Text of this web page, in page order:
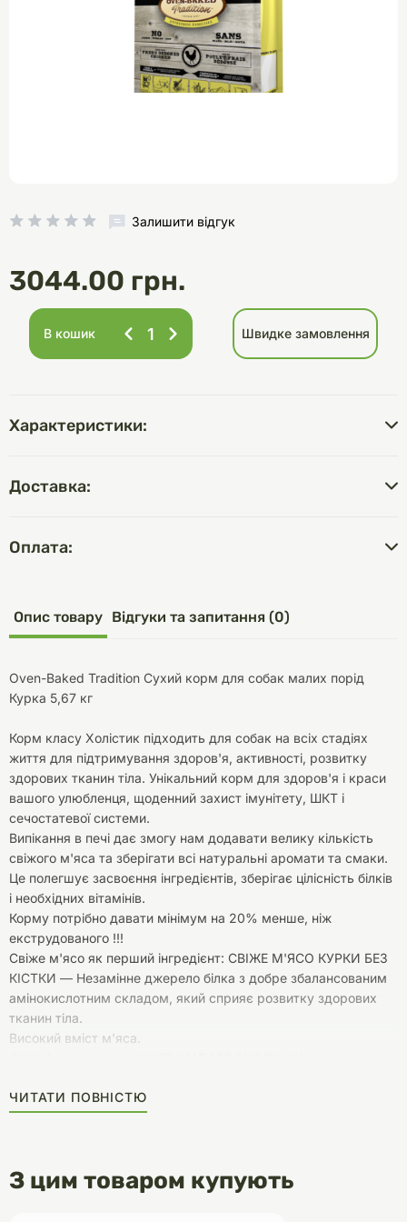
Залишити відгук
3044.00 грн.
В кошик Швидке замовлення
Характеристики:
Доставка:
Оплата:
Опис товару Відгуки та запитання (0)
Oven-Baked Tradition Сухий корм для собак малих порід
Курка 5,67 кг
Корм класу Холістик підходить для собак на всіх стадіях
життя для підтримування здоров'я, активності, розвитку
здорових тканин тіла. Унікальний корм для здоров'я і краси
вашого улюбленця, щоденний захист імунітету, ШКТ і
сечостатевої системи.
Випікання в печі дає змогу нам додавати велику кількість
свіжого м'яса та зберігати всі натуральні аромати та смаки.
Це полегшує засвоєння інгредієнтів, зберігає цілісність білків
і необхідних вітамінів.
Корму потрібно давати мінімум на 20% менше, ніж
екструдованого !!!
Свіже м'ясо як перший інгредієнт: СВІЖЕ М'ЯСО КУРКИ БЕЗ
КІСТКИ — Незамінне джерело білка з добре збалансованим
амінокислотним складом, який сприяє розвитку здорових
тканин тіла.
Високий вміст м'яса.
кров'яних клітин. ГАРБУЗ — Натуральне джерело
антиоксидантів, багате на бета-каротин і вітаміни (A, C і E).
— Джерело вуглеводів, вітамінів і бета-каротину. ЯБЛУКА —
Джерело пектину, який допомагає виводити токсини та
ЧИТАТИ ПОВНІСТЮ
З цим товаром купують